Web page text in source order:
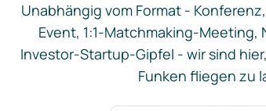
Unabhängig vom Format -
Event, 1:1-Matchmaking-Meeting,
Investor-Startup-Gipfel - wir sind
Funken fliegen zu